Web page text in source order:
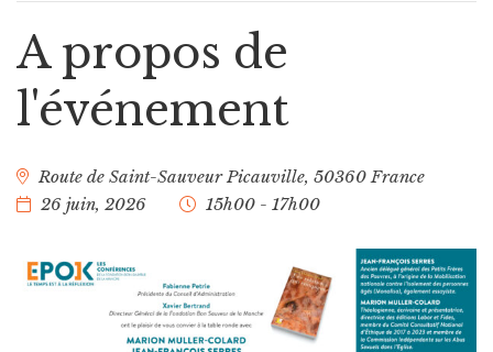
A propos de
l'événement
Route de Saint-Sauveur Picauville, 50360 France
26 juin, 2026
15h00 - 17h00